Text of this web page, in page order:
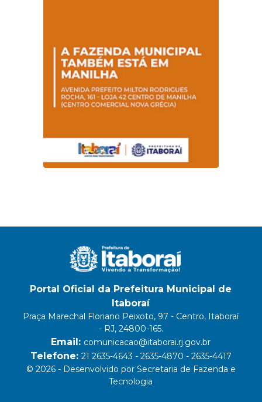
Magalhães Seabra
Portal Oficial da Prefeitura Municipal de
Itaboraí
Praça Marechal Floriano Peixoto, 97 - Centro, Itaboraí
- RJ, 24800-165.
Email: comunicacao@itaborai.rj.gov.br
Telefone: 21 2635-4643 - 2635-4870 - 2635-4417
© 2026 - Desenvolvido por Secretaria de Fazenda e
Tecnologia